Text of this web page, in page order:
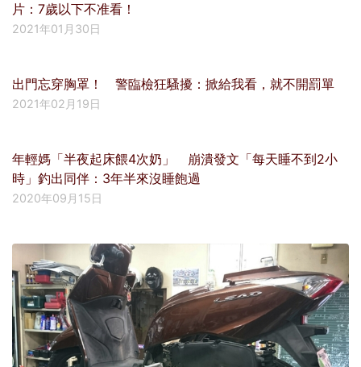
片：7歲以下不准看！
2021年01月30日
出門忘穿胸罩！ 警臨檢狂騷擾：掀給我看，就不開罰單
2021年02月19日
年輕媽「半夜起床餵4次奶」 崩潰發文「每天睡不到2小
時」釣出同伴：3年半來沒睡飽過
2020年09月15日